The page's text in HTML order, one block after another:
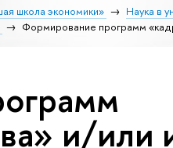
школа экономики» Наука в
Формирование программ
и/или